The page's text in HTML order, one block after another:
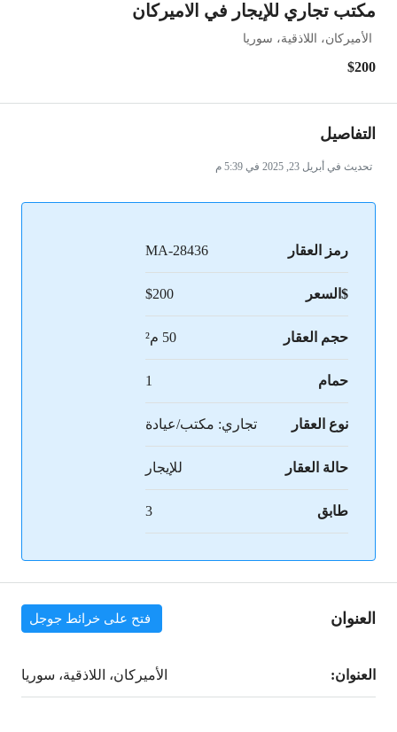
مكتب تجاري للإيجار في الاميركان
الأميركان، اللاذقية، سوريا
$200
التفاصيل
تحديث في أبريل 23, 2025 في 5:39 م
رمز العقار MA-28436
$السعر $200
حجم العقار 50 م²
حمام 1
نوع العقار تجاري: مكتب/عيادة
حالة العقار للإيجار
طابق 3
العنوان فتح على خرائط جوجل
العنوان: الأميركان، اللاذقية، سوريا